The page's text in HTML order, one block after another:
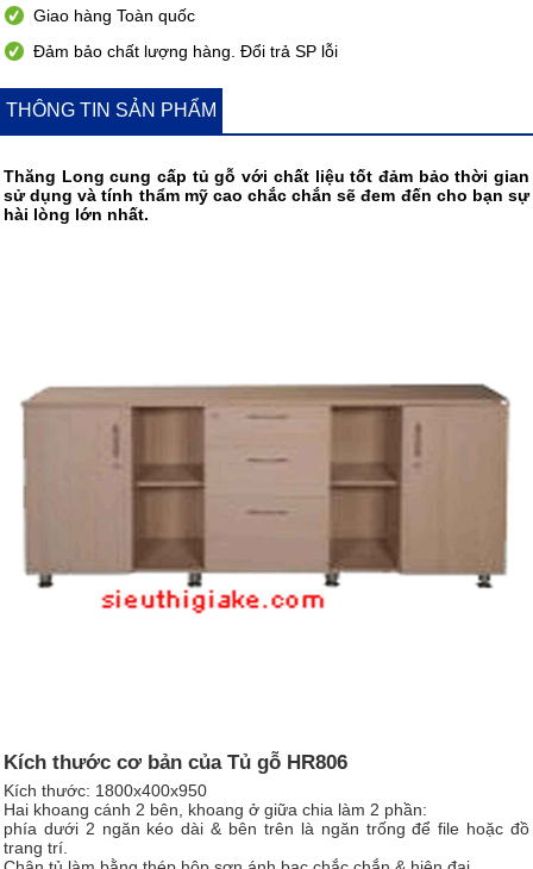
Giao hàng Toàn quốc
Đảm bảo chất lượng hàng. Đổi trả SP lỗi
THÔNG TIN SẢN PHẨM
Thăng Long cung cấp tủ gỗ với chất liệu tốt đảm bảo thời gian
sử dụng và tính thẩm mỹ cao chắc chắn sẽ đem đến cho bạn sự
hài lòng lớn nhất.
Kích thước cơ bản của Tủ gỗ HR806
Kích thước: 1800x400x950
Hai khoang cánh 2 bên, khoang ở giữa chia làm 2 phần:
phía dưới 2 ngăn kéo dài & bên trên là ngăn trống để file hoặc đồ
trang trí.